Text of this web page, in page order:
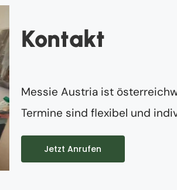
Kontakt
Messie Austria ist
Termine sind flexibel und
Jetzt Anrufen